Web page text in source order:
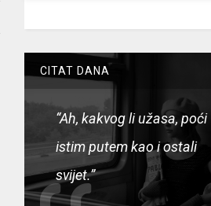
CITAT DANA
“Ah, kakvog li užasa, poći
istim putem kao i ostali
svijet.”